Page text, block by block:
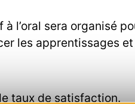
l’oral sera organisé
les apprentissages
taux de satisfaction.